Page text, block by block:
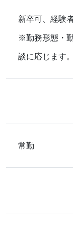
新卒可、経験
※勤務形態・
談に応じます。
常勤